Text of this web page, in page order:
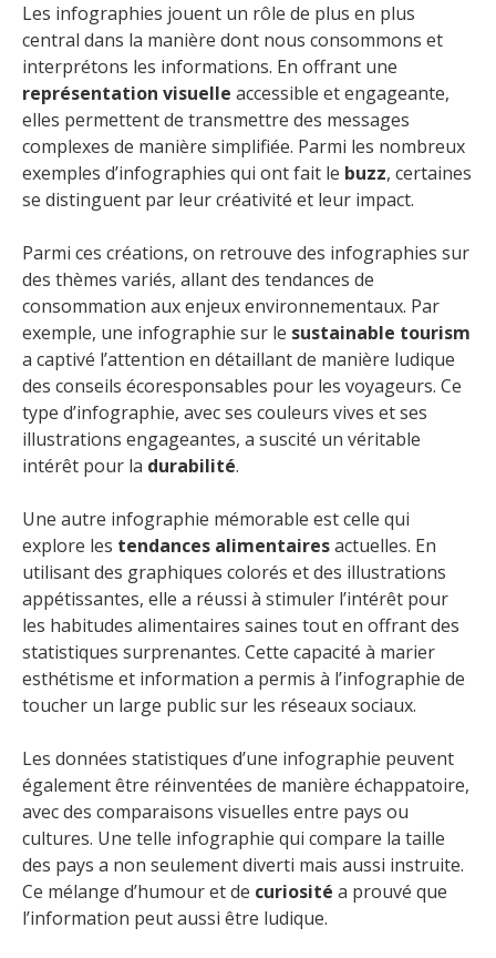
Les infographies jouent un rôle de plus en plus
central dans la manière dont nous consommons et
interprétons les informations. En offrant une
représentation visuelle accessible et engageante,
elles permettent de transmettre des messages
complexes de manière simplifiée. Parmi les nombreux
exemples d’infographies qui ont fait le buzz, certaines
se distinguent par leur créativité et leur impact.
Parmi ces créations, on retrouve des infographies sur
des thèmes variés, allant des tendances de
consommation aux enjeux environnementaux. Par
exemple, une infographie sur le sustainable tourism
a captivé l’attention en détaillant de manière ludique
des conseils écoresponsables pour les voyageurs. Ce
type d’infographie, avec ses couleurs vives et ses
illustrations engageantes, a suscité un véritable
intérêt pour la durabilité.
Une autre infographie mémorable est celle qui
explore les tendances alimentairesactuelles. En
utilisant des graphiques colorés et des illustrations
appétissantes, elle a réussi à stimuler l’intérêt pour
les habitudes alimentaires saines tout en offrant des
statistiques surprenantes. Cette capacité à marier
esthétisme et information a permis à l’infographie de
toucher un large public sur les réseaux sociaux.
Les données statistiques d’une infographie peuvent
également être réinventées de manière échappatoire,
avec des comparaisons visuelles entre pays ou
cultures. Une telle infographie qui compare la taille
des pays a non seulement diverti mais aussi instruite.
Ce mélange d’humour et de curiosité a prouvé que
l’information peut aussi être ludique.